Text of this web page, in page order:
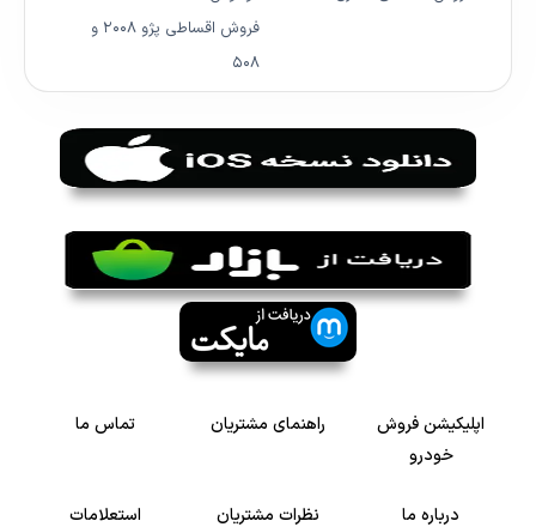
فروش اقساطی پژو ۲۰۰۸ و
۵۰۸
اپلیکیشن فروش
خودرو
راهنمای مشتریان تماس ما
درباره ما نظرات مشتریان استعلامات